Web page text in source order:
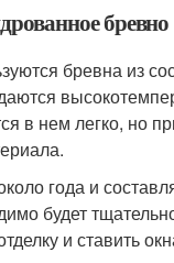
бревно
бревна из
в нем легко, но
года и
будет
и ставить